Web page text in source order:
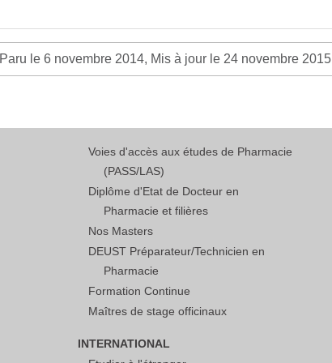
Paru le 6 novembre 2014, Mis à jour le 24 novembre 2015
Voies d'accès aux études de Pharmacie
(PASS/LAS)
Diplôme d'Etat de Docteur en
Pharmacie et filières
Nos Masters
DEUST Préparateur/Technicien en
Pharmacie
Formation Continue
Maîtres de stage officinaux
INTERNATIONAL